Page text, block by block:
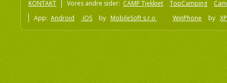
KONTAKT Vores andre sider: CAMP Tjekkiet TopCamping
App: Android iOS by MobileSoft s.r.o WinPhone by